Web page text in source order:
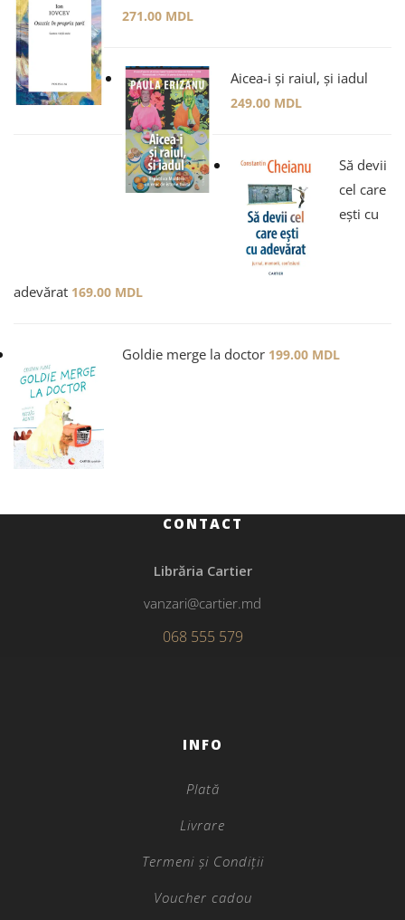
271.00 MDL
Aicea-i și raiul, și iadul
249.00 MDL
Să devii
cel care
ești cu
adevărat 169.00 MDL
Goldie merge la doctor 199.00 MDL
CONTACT
Librăria Cartier
vanzari@cartier.md
068 555 579
INFO
Plată
Livrare
Termeni și Condiții
Voucher cadou